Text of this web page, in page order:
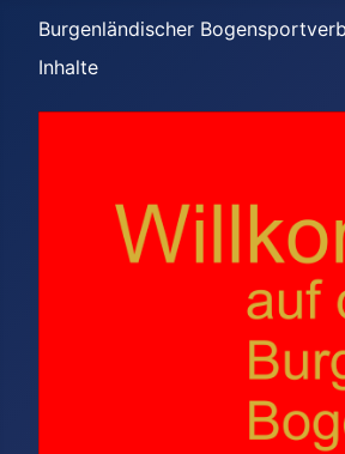
Burgenländischer
Inhalte